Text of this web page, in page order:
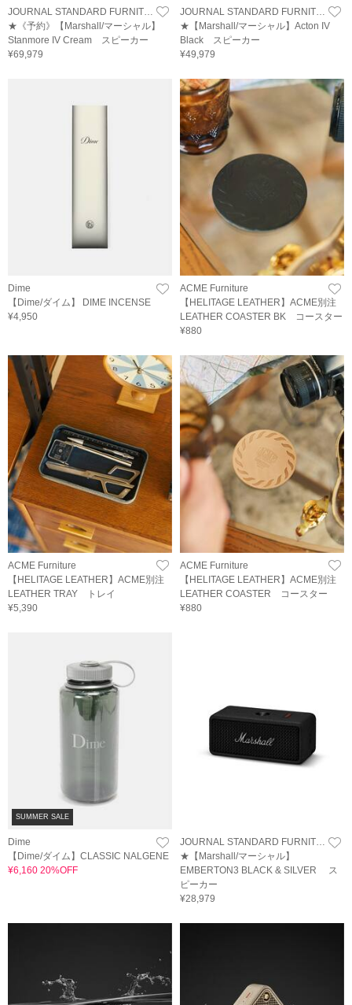
★《予約》【Marshall/マーシャル】
Stanmore IV Cream スピーカー
¥69,979
★【Marshall/マーシャル】Acton IV
Black スピーカー
¥49,979
Dime
【Dime/ダイム】 DIME INCENSE
¥4,950
ACME Furniture
【HELITAGE LEATHER】ACME別注
LEATHER COASTER BK コースター
¥880
ACME Furniture
【HELITAGE LEATHER】ACME別注
LEATHER TRAY トレイ
¥5,390
ACME Furniture
【HELITAGE LEATHER】ACME別注
LEATHER COASTER コースター
¥880
SUMMER SALE
Dime
【Dime/ダイム】CLASSIC NALGENE
¥6,160 20%OFF
JOURNAL STANDARD FURNITURE
★【Marshall/マーシャル】
EMBERTON3 BLACK & SILVER ス
ピーカー
¥28,979